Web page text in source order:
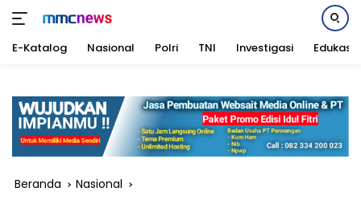
konten
E-Katalog Nasional Polri TNI Investigasi Edukasi
Beranda Nasional